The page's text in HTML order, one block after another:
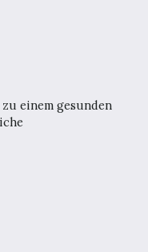
einem gesunden